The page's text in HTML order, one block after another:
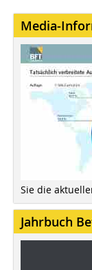
Media-
Sie die
Jahrbuch